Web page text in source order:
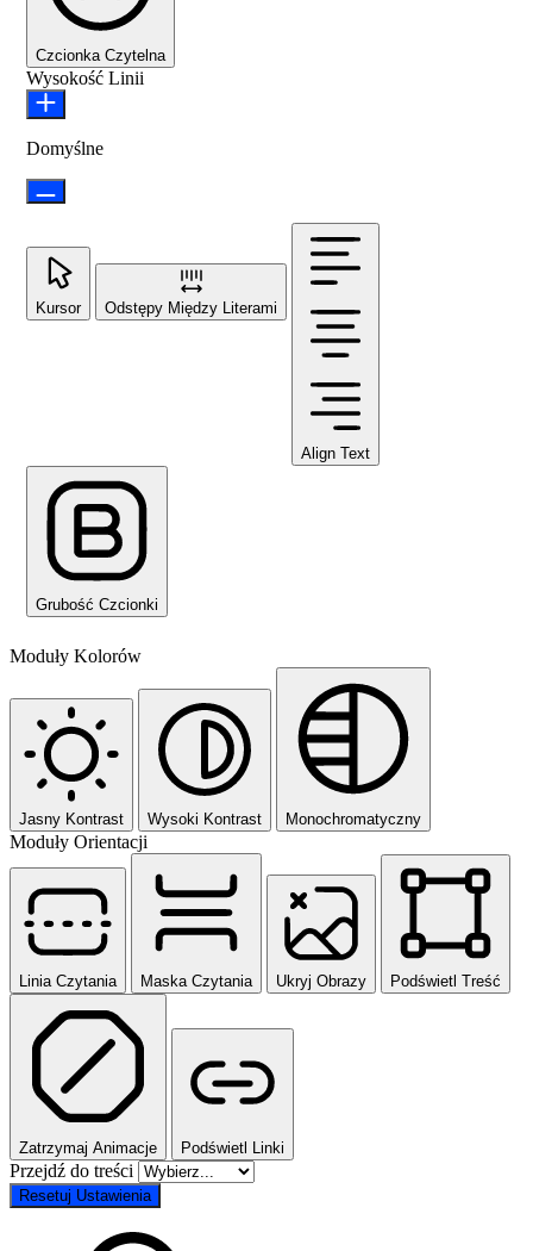
Czcionka Czytelna
Wysokość Linii
Domyślne
Kursor Odstępy Między Literami
Align Text
Grubość Czcionki
Moduły Kolorów
Jasny Kontrast Wysoki Kontrast Monochromatyczny
Moduły Orientacji
Linia Czytania Maska Czytania Ukryj Obrazy Podświetl Treść
Zatrzymaj Animacje Podświetl Linki
Przejdź do treści
Resetuj Ustawienia